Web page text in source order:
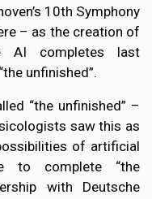
10th Symphony
– as the creation of
AI completes last
unfinished”.
“the unfinished” –
saw this as
of artificial
to complete “the
with Deutsche